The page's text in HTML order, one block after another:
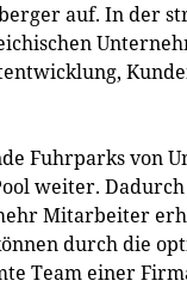
auf. In der
Fuhrparks von
weiter.
Mitarbeiter
durch die
Team einer